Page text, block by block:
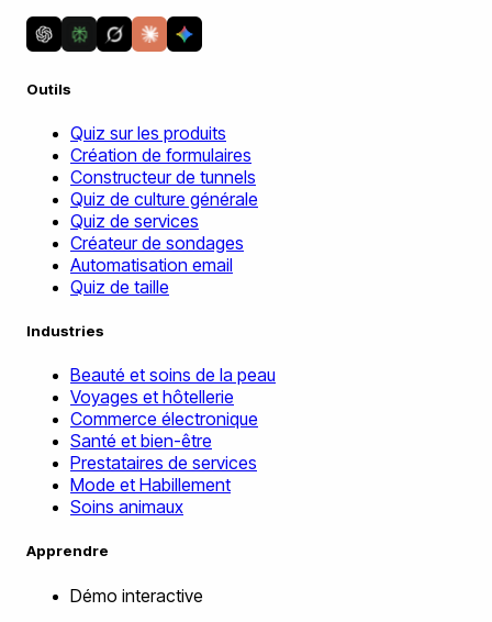
Outils
Quiz sur les produits
Création de formulaires
Constructeur de tunnels
Quiz de culture générale
Quiz de services
Créateur de sondages
Automatisation email
Quiz de taille
Industries
Beauté et soins de la peau
Voyages et hôtellerie
Commerce électronique
Santé et bien-être
Prestataires de services
Mode et Habillement
Soins animaux
Apprendre
Démo interactive